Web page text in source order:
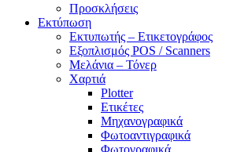
Προσκλήσεις
Εκτύπωση
Εκτυπωτής – Ετικετογράφος
Εξοπλισμός POS / Scanners
Μελάνια – Τόνερ
Χαρτιά
Plotter
Ετικέτες
Μηχανογραφικά
Φωτοαντιγραφικά
Φωτογραφικά